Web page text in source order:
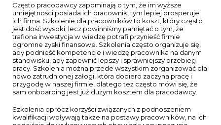
Często pracodawcy zapominają o tym, że im wyższe
umiejętności posiada ich pracownik, tym lepiej prosperuje
ich firma. Szkolenie dla pracowników to koszt, który często
jest dość wysoki, lecz powinniśmy pamiętać o tym, że
trafiona inwestycja w wiedzę potrafi przynieść firmie
ogromne zyski finansowe. Szkolenia często organizuje się,
aby podnieść kompetencje i wiedzę pracownika na danym
stanowisku, aby zapewnić lepszy i sprawniejszy przebieg
pracy. Szkolenia można przede wszystkim zorganizować dla
nowo zatrudnionej załogi, która dopiero zaczyna pracę i
przygodę w naszej firmie, dlatego też często mówi się, że
sam onboarding jest już dużym kosztem dla pracodawcy.
Szkolenia oprócz korzyści związanych z podnoszeniem
kwalifikacji wpływają także na postawy pracowników, na ich